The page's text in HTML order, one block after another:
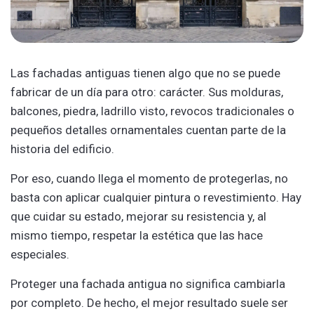
Las fachadas antiguas tienen algo que no se puede
fabricar de un día para otro: carácter. Sus molduras,
balcones, piedra, ladrillo visto, revocos tradicionales o
pequeños detalles ornamentales cuentan parte de la
historia del edificio.
Por eso, cuando llega el momento de protegerlas, no
basta con aplicar cualquier pintura o revestimiento. Hay
que cuidar su estado, mejorar su resistencia y, al
mismo tiempo, respetar la estética que las hace
especiales.
Proteger una fachada antigua no significa cambiarla
por completo. De hecho, el mejor resultado suele ser